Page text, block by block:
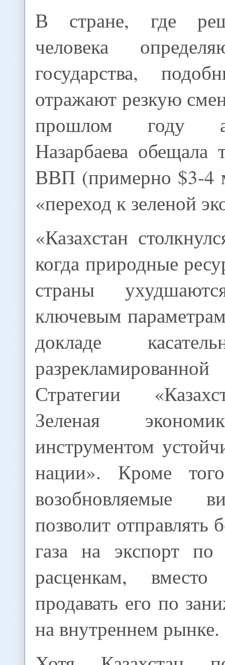
В стране, где
человека
государства,
отражают резкую
прошлом году
Назарбаева обещала
ВВП (примерно $3-4
«переход к зеленой
«Казахстан
когда природные
страны
ключевым
докладе
Стратегии
Зеленая
инструментом
нации». Кроме
возобновляемые
позволит отправлять
газа на экспорт по
расценкам,
продавать его по
на внутреннем рынке.